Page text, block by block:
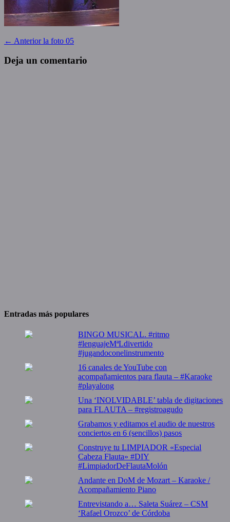
Navegación
de
entradas
← Anterior Entrada
la foto 05
Deja un comentario
Entradas más populares
BINGO MUSICAL. #ritmo
#lenguajeMªLdivertido
#jugandoconelinstrumento
16 canales de YouTube con
acompañamientos para flauta – #Karaoke
#playalong
Una ‘INOLVIDABLE’ tabla de digitaciones
para FLAUTA – #registroagudo
Grabamos y editamos el audio de nuestros
conciertos en 6 (sencillos) pasos
Construye tu LIMPIADOR «Especial
Cabeza Flauta» #DIY
#LimpiadorDeFlautaMolón
Andante en DoM de Mozart – Karaoke /
Acompañamiento Piano
Entrevistando a… Saleta Suárez – CSM
‘Rafael Orozco’ de Córdoba